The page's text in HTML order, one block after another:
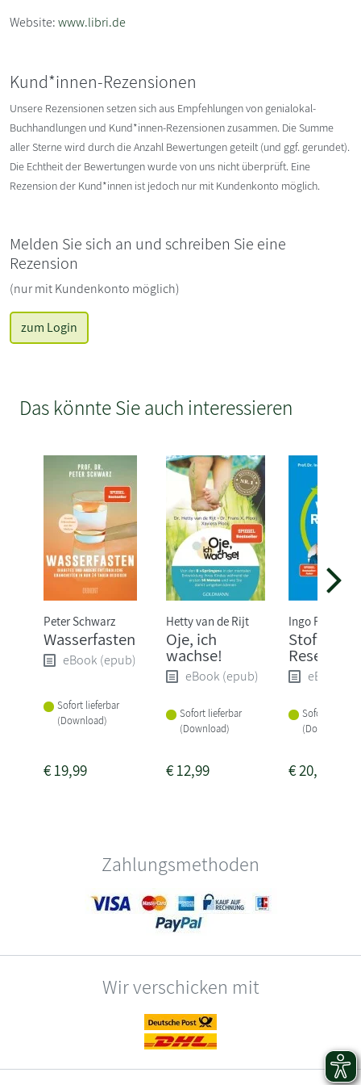
Website:www.libri.de
Kund*innen-Rezensionen
Unsere Rezensionen setzen sich aus Empfehlungen von genialokal-
Buchhandlungen und Kund*innen-Rezensionen zusammen. Die Summe
aller Sterne wird durch die Anzahl Bewertungen geteilt (und ggf. gerundet).
Die Echtheit der Bewertungen wurde von uns nicht überprüft. Eine
Rezension der Kund*innen ist jedoch nur mit Kundenkonto möglich.
Melden Sie sich an und schreiben Sie eine
Rezension
(nur mit Kundenkonto möglich)
zum Login
Das könnte Sie auch interessieren
Peter Schwarz
Wasserfasten
eBook (epub)
Sofort lieferbar
(Download)
€19,99
Hetty van de Rijt
Oje, ich
wachse!
eBook (epub)
Sofort lieferbar
(Download)
€12,99
Ingo Froböse
Reset
eBook
Sofort
(Download)
€20,99
Zahlungsmethoden
Wir verschicken mit